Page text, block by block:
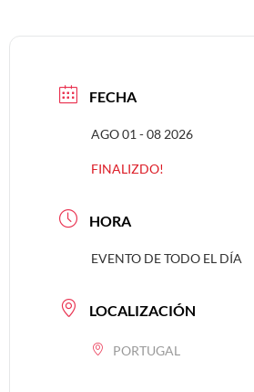
FECHA
AGO 01 - 08 2026
FINALIZDO!
HORA
EVENTO DE TODO EL DÍA
LOCALIZACIÓN
PORTUGAL